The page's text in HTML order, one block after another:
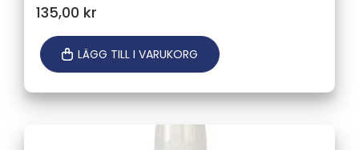
135,00 kr
LÄGG TILL I VARUKORG